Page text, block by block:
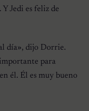
Jedi es feliz de
día», dijo Dorrie.
para
él. Él es muy bueno